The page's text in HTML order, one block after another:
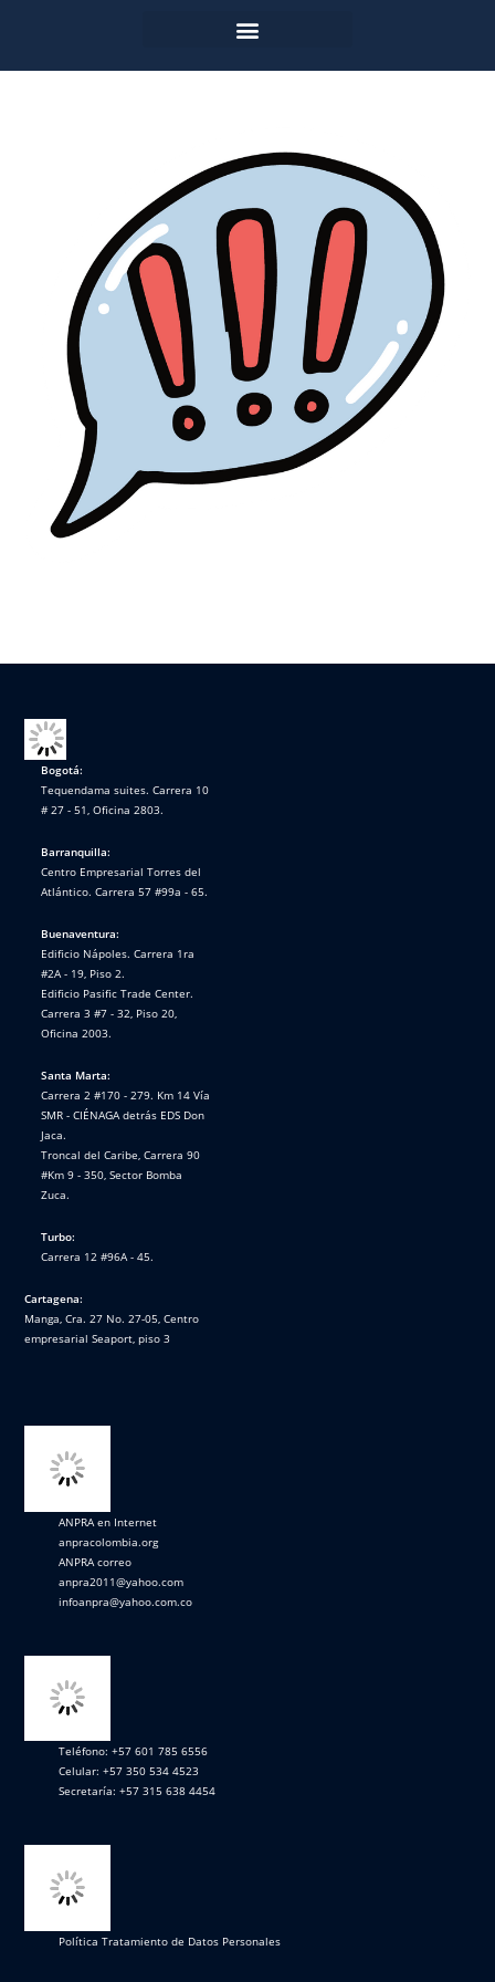
Bogotá:
Tequendama suites. Carrera 10
# 27 - 51, Oficina 2803.
Barranquilla:
Centro Empresarial Torres del
Atlántico. Carrera 57 #99a - 65.
Buenaventura:
Edificio Nápoles. Carrera 1ra
#2A - 19, Piso 2.
Edificio Pasific Trade Center.
Carrera 3 #7 - 32, Piso 20,
Oficina 2003.
Santa Marta:
Carrera 2 #170 - 279. Km 14 Vía
SMR - CIÉNAGA detrás EDS Don
Jaca.
Troncal del Caribe, Carrera 90
#Km 9 - 350, Sector Bomba
Zuca.
Turbo:
Carrera 12 #96A - 45.
Cartagena:
Manga, Cra. 27 No. 27-05, Centro
empresarial Seaport, piso 3
ANPRA en Internet
anpracolombia.org
ANPRA correo
anpra2011@yahoo.com
infoanpra@yahoo.com.co
Teléfono: +57 601 785 6556
Celular: +57 350 534 4523
Secretaría: +57 315 638 4454
Política Tratamiento de Datos Personales